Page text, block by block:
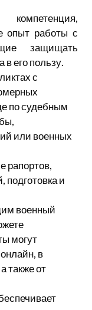
опыт работы с
защищать
в его пользу.
с
по судебным
или военных
рапортов,
подготовка и
военный
могут
в
также от